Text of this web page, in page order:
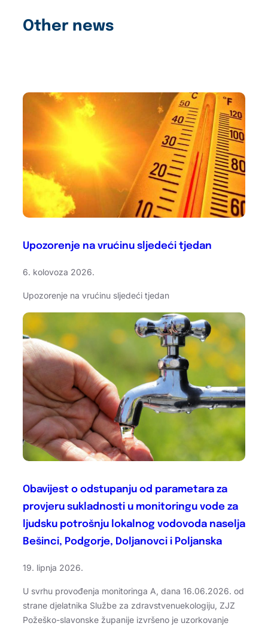
Other news
Upozorenje na vrućinu sljedeći tjedan
6. kolovoza 2026.
Upozorenje na vrućinu sljedeći tjedan
Obavijest o odstupanju od parametara za
provjeru sukladnosti u monitoringu vode za
ljudsku potrošnju lokalnog vodovoda naselja
Bešinci, Podgorje, Doljanovci i Poljanska
19. lipnja 2026.
U svrhu provođenja monitoringa A, dana 16.06.2026. od
strane djelatnika Službe za zdravstvenuekologiju, ZJZ
Požeško-slavonske županije izvršeno je uzorkovanje